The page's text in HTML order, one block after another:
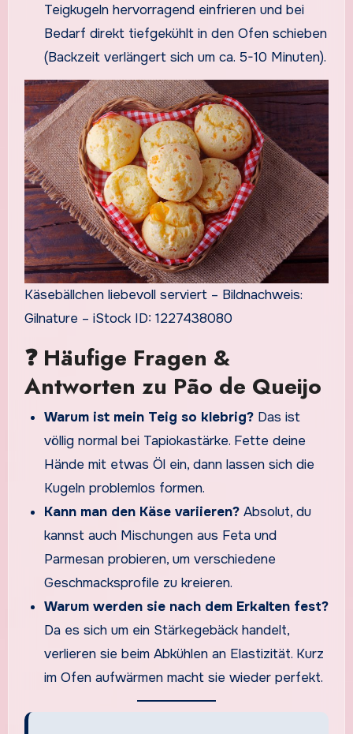
Teigkugeln hervorragend einfrieren und bei
Bedarf direkt tiefgekühlt in den Ofen schieben
(Backzeit verlängert sich um ca. 5-10 Minuten).
Käsebällchen liebevoll serviert – Bildnachweis:
Gilnature – iStock ID: 1227438080
❓ Häufige Fragen &
Antworten zu Pão de Queijo
Warum ist mein Teig so klebrig? Das ist
völlig normal bei Tapiokastärke. Fette deine
Hände mit etwas Öl ein, dann lassen sich die
Kugeln problemlos formen.
Kann man den Käse variieren? Absolut, du
kannst auch Mischungen aus Feta und
Parmesan probieren, um verschiedene
Geschmacksprofile zu kreieren.
Warum werden sie nach dem Erkalten fest?
Da es sich um ein Stärkegebäck handelt,
verlieren sie beim Abkühlen an Elastizität. Kurz
im Ofen aufwärmen macht sie wieder perfekt.